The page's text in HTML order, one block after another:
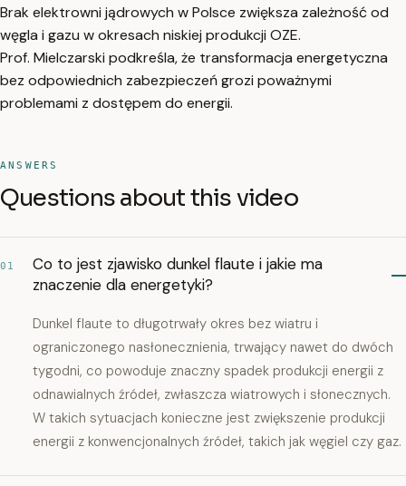
Brak elektrowni jądrowych w Polsce zwiększa zależność od
węgla i gazu w okresach niskiej produkcji OZE.
Prof. Mielczarski podkreśla, że transformacja energetyczna
bez odpowiednich zabezpieczeń grozi poważnymi
problemami z dostępem do energii.
ANSWERS
Questions about this video
01
Co to jest zjawisko dunkel flaute i jakie ma
znaczenie dla energetyki?
Dunkel flaute to długotrwały okres bez wiatru i
ograniczonego nasłonecznienia, trwający nawet do dwóch
tygodni, co powoduje znaczny spadek produkcji energii z
odnawialnych źródeł, zwłaszcza wiatrowych i słonecznych.
W takich sytuacjach konieczne jest zwiększenie produkcji
energii z konwencjonalnych źródeł, takich jak węgiel czy gaz.